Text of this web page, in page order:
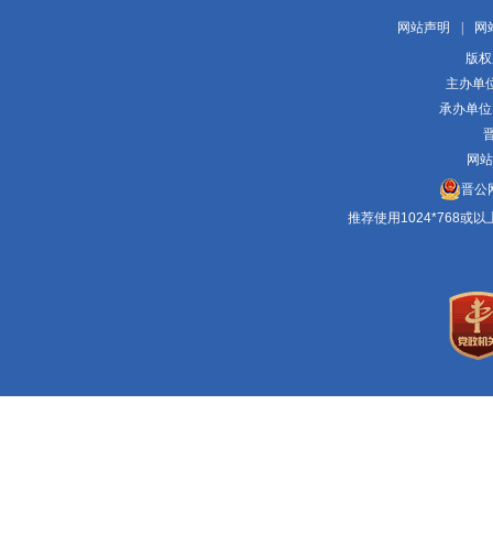
网站声明
网
版
主办单
承办单
网
晋公
推荐使用1024*768或以